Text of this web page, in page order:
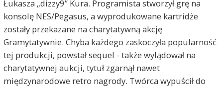
Łukasza „dizzy9” Kura. Programista stworzył grę na
konsolę NES/Pegasus, a wyprodukowane kartridże
zostały przekazane na charytatywną akcję
Gramytatywnie. Chyba każdego zaskoczyła popularność
tej produkcji, powstał sequel - także wylądował na
charytatywnej aukcji, tytuł zgarnął nawet
międzynarodowe retro nagrody. Twórca wypuścił do